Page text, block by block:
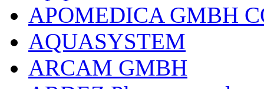
APOMEDICA GMBH
AQUASYSTEM
ARCAM GMBH